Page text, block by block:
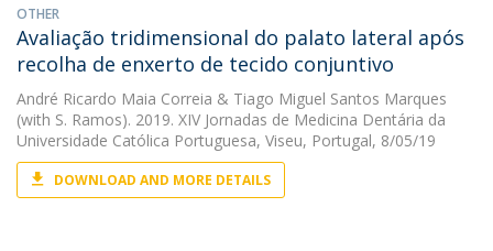
OTHER
Avaliação tridimensional do palato lateral após
recolha de enxerto de tecido conjuntivo
André Ricardo Maia Correia & Tiago Miguel Santos Marques
(with S. Ramos). 2019. XIV Jornadas de Medicina Dentária da
Universidade Católica Portuguesa, Viseu, Portugal, 8/05/19
DOWNLOAD AND MORE DETAILS